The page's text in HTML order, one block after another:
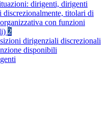
dirigenti, dirigenti
discrezionalmente, titolari di
con funzioni
2
dirigenziali discrezionali
disponibili